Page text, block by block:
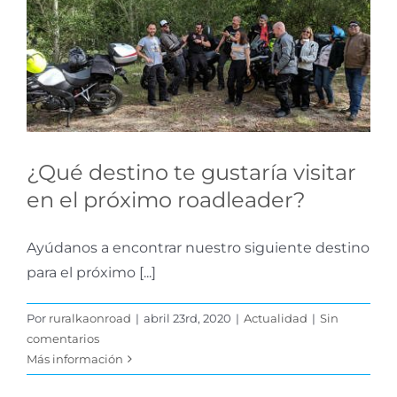
visitar en el próximo
roadleader?
Actualidad
¿Qué destino te gustaría visitar
en el próximo roadleader?
Ayúdanos a encontrar nuestro siguiente destino
para el próximo [...]
Por ruralkaonroad | abril 23rd, 2020 | Actualidad | Sin
comentarios
Más información